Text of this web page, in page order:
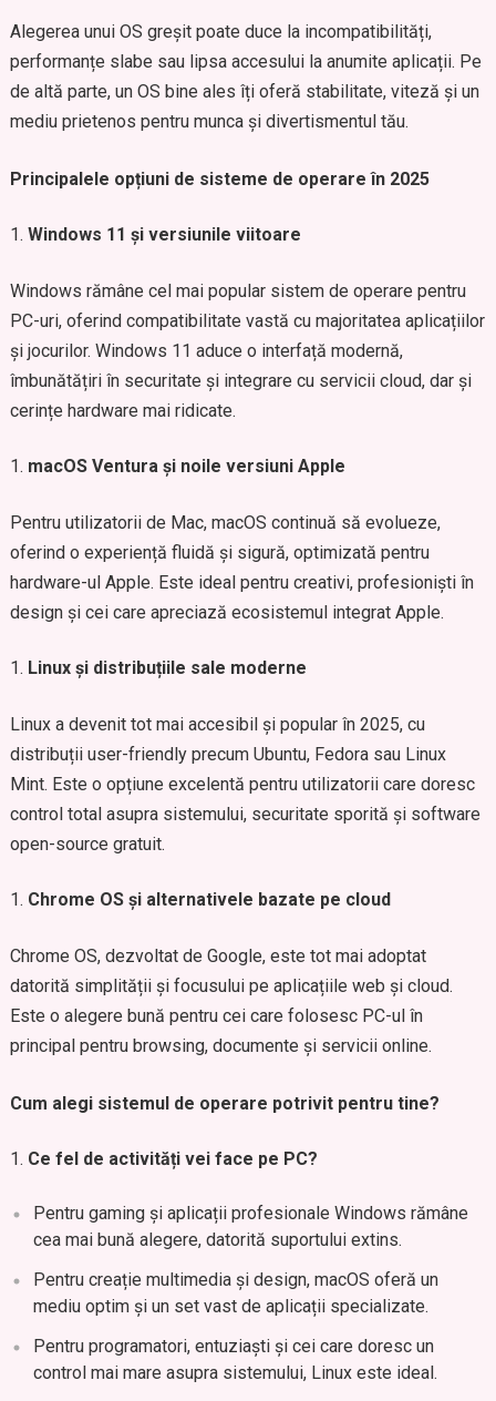
Alegerea unui OS greșit poate duce la incompatibilități,
performanțe slabe sau lipsa accesului la anumite aplicații. Pe
de altă parte, un OS bine ales îți oferă stabilitate, viteză și un
mediu prietenos pentru munca și divertismentul tău.
Principalele opțiuni de sisteme de operare în 2025
Windows 11 și versiunile viitoare
Windows rămâne cel mai popular sistem de operare pentru
PC-uri, oferind compatibilitate vastă cu majoritatea aplicațiilor
și jocurilor. Windows 11 aduce o interfață modernă,
îmbunătățiri în securitate și integrare cu servicii cloud, dar și
cerințe hardware mai ridicate.
macOS Ventura și noile versiuni Apple
Pentru utilizatorii de Mac, macOS continuă să evolueze,
oferind o experiență fluidă și sigură, optimizată pentru
hardware-ul Apple. Este ideal pentru creativi, profesioniști în
design și cei care apreciază ecosistemul integrat Apple.
Linux și distribuțiile sale moderne
Linux a devenit tot mai accesibil și popular în 2025, cu
distribuții user-friendly precum Ubuntu, Fedora sau Linux
Mint. Este o opțiune excelentă pentru utilizatorii care doresc
control total asupra sistemului, securitate sporită și software
open-source gratuit.
Chrome OS și alternativele bazate pe cloud
Chrome OS, dezvoltat de Google, este tot mai adoptat
datorită simplității și focusului pe aplicațiile web și cloud.
Este o alegere bună pentru cei care folosesc PC-ul în
principal pentru browsing, documente și servicii online.
Cum alegi sistemul de operare potrivit pentru tine?
Ce fel de activități vei face pe PC?
Pentru gaming și aplicații profesionale Windows rămâne
cea mai bună alegere, datorită suportului extins.
Pentru creație multimedia și design, macOS oferă un
mediu optim și un set vast de aplicații specializate.
Pentru programatori, entuziaști și cei care doresc un
control mai mare asupra sistemului, Linux este ideal.